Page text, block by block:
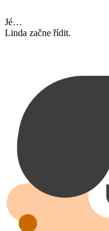
Jé…
Linda začne řídit.